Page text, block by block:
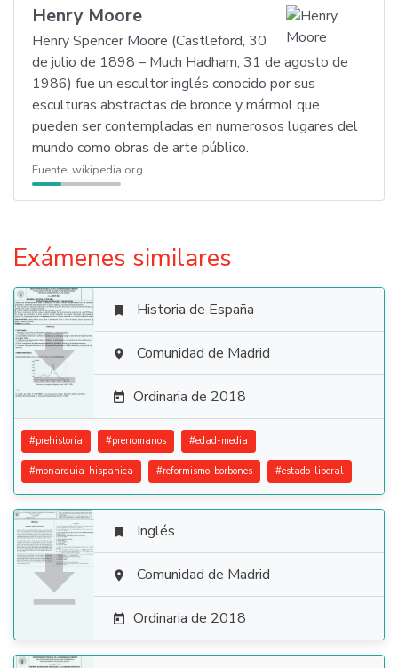
Henry Moore
Henry Spencer Moore (Castleford, 30
de julio de 1898 – Much Hadham, 31 de agosto de
1986) fue un escultor inglés conocido por sus
esculturas abstractas de bronce y mármol que
pueden ser contempladas en numerosos lugares del
mundo como obras de arte público.
Fuente: wikipedia.org
Exámenes similares

 Historia de España
 Comunidad de Madrid
 Ordinaria de 2018
#prehistoria #prerromanos #edad-media
#monarquia-hispanica #reformismo-borbones #estado-liberal

 Inglés
 Comunidad de Madrid
 Ordinaria de 2018